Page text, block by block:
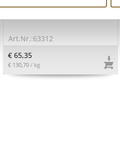
Pistazien, Pariani, 500 g
Art.Nr.:63312
€ 65,35
€ 130,70 / kg